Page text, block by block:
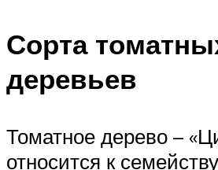
Сорта
деревьев
Томатное дерево –
относится к